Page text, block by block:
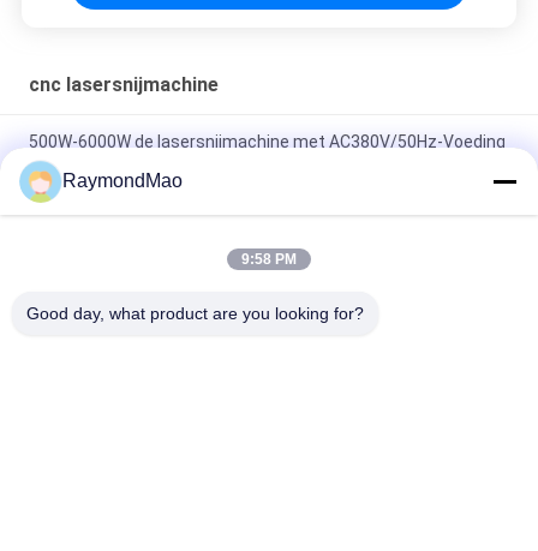
cnc lasersnijmachine
500W-6000W de lasersnijmachine met AC380V/50Hz-Voeding
& ±0.02mm herhalen het Plaatsen Nauwkeurigheid
Hoge snelheid 500W - 6000W-Lasersnijmachine voor het
Plaatsen ±0.03mm Nauwkeurigheid
van 2Kw CNC snijden
RaymondMao
9:58 PM
Good day, what product are you looking for?